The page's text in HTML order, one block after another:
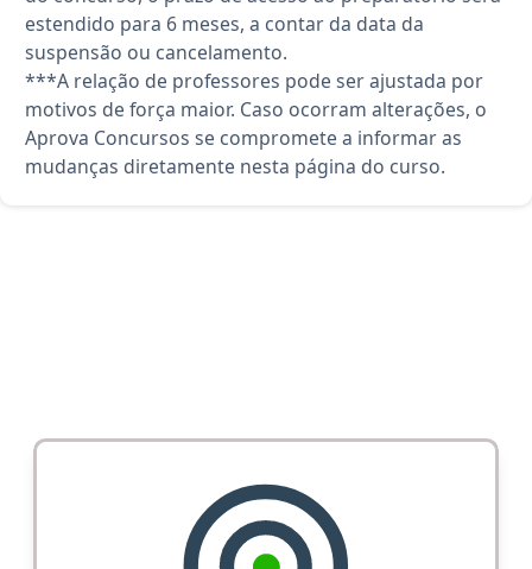
estendido para 6 meses, a contar da data da
suspensão ou cancelamento.
***A relação de professores pode ser ajustada por
motivos de força maior. Caso ocorram alterações, o
Aprova Concursos se compromete a informar as
mudanças diretamente nesta página do curso.